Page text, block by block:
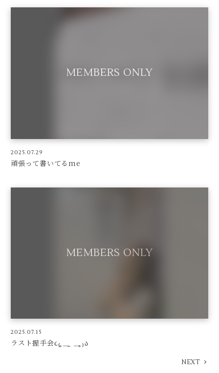
2025.07.29
頑張って書いてるme
2025.07.15
ラスト握手会૮₍ ̥⎽ ̫ ⎽ ̥₎ა
NEXT